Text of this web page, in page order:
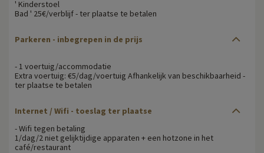
' Kinderstoel
Bad ' 25€/verblijf - ter plaatse te betalen
Parkeren - inbegrepen in de prijs
- 1 voertuig/accommodatie
Extra voertuig: €5/dag/voertuig Afhankelijk van beschikbaarheid -
ter plaatse te betalen
Internet / Wifi - toeslag ter plaatse
- Wifi tegen betaling
1/dag/2 niet gelijktijdige apparaten + een hotzone in het
café/restaurant